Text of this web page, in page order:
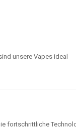
unsere Vapes ideal
fortschrittliche